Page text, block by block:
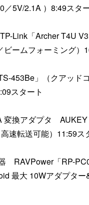
／5V/2.1A ）8:49スタ
Link「Archer T4U
ビームフォーミング）
453Be」（クアッド
スタート
変換アダプタ AUKEY
高速転送可能）11:59ス
RAVPower「RP-
最大 10Wアダプター